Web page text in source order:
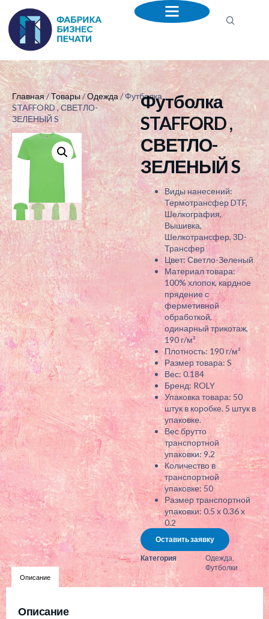
Главная/Товары/Одежда / Футболка
STAFFORD , СВЕТЛО-
ЗЕЛЕНЫЙ S
Футболка
STAFFORD ,
СВЕТЛО-
ЗЕЛЕНЫЙ S
Виды нанесений:
Термотрансфер DTF,
Шелкография,
Вышивка,
Шелкотрансфер, 3D-
Трансфер
Цвет: Светло-Зеленый
Материал товара:
100% хлопок, кардное
прядение с
ферметивной
обработкой,
одинарный трикотаж,
190 г/м²
Плотность: 190 г/м²
Размер товара: S
Вес: 0.184
Бренд: ROLY
Упаковка товара: 50
штук в коробке. 5 штук в
упаковке.
Вес брутто
транспортной
упаковки: 9.2
Количество в
транспортной
упаковке: 50
Размер транспортной
упаковки: 0.5 x 0.36 x
0.2
Оставить заявку
Категория Одежда
Футболки
Описание
Описание